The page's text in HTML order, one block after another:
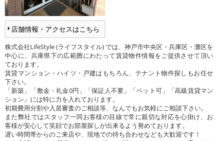
店舗情報・アクセスはこちら
株式会社LifeStyle (ライフスタイル) では、神戸市中央区・兵庫区・灘区を
中心に、兵庫県下の広範囲にわたって賃貸物件情報をご提供させて頂い
ております。
賃貸マンション・ハイツ・戸建はもちろん、テナント物件探しもお任せ
下さい。
「新築」「敷金・礼金0円」「保証人不要」「ペット可」「高級賃貸マン
ション」には特に力を入れております。
初期費用分割や入居審査のご相談等、なんでもお気軽にご相談下さい。
また弊社ではスタッフ一同お客様の目線で常に親切な対応を心掛け、お
客様が安心して笑顔でお部屋探しが出来るよう努めております。
遅い時間帯からのご来店や、現地での待ち合わせなども大歓迎です！